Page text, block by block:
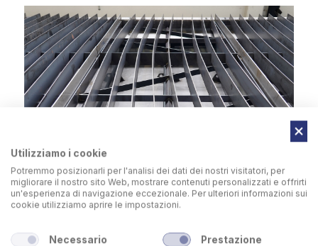
Utilizziamo i cookie
Potremmo posizionarli per l'analisi dei dati dei nostri visitatori, per
migliorare il nostro sito Web, mostrare contenuti personalizzati e offrirti
un'esperienza di navigazione eccezionale. Per ulteriori informazioni sui
cookie utilizziamo aprire le impostazioni.
Necessario Prestazione